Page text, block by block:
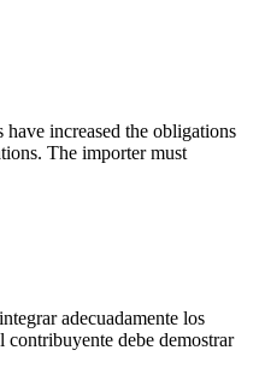
increased the obligations
The importer must
adecuadamente los
debe demostrar